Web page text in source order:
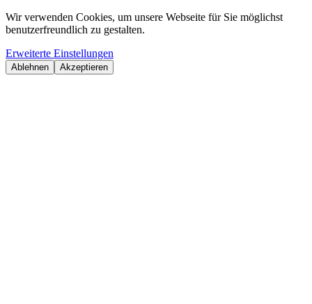
Wir verwenden Cookies, um unsere Webseite für Sie möglichst
benutzerfreundlich zu gestalten.
Erweiterte Einstellungen
Ablehnen Akzeptieren